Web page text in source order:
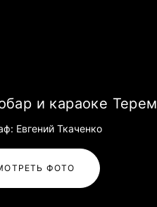
и караоке Терем
Евгений Ткаченко
ФОТО